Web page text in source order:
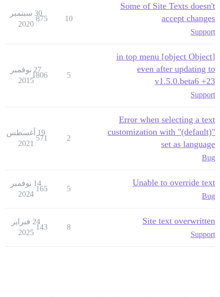
Some of Site Texts doesn't
accept changes
Support
10
875
30 سبتمبر
2020
[object Object] in top menu
even after updating to
v1.5.0.beta6 +23
Support
5
1806
27 نوفمبر
2015
Error when selecting a text
customization with "(default)"
set as language
Bug
2
571
19 أغسطس
2021
Unable to override text
Bug
5
165
14 نوفمبر
2024
Site text overwritten
Support
8
143
24 فبراير
2025